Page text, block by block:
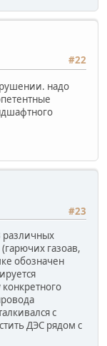
#22
надо
#23
различных
газоав,
обозначен
с
ДЭС рядом с